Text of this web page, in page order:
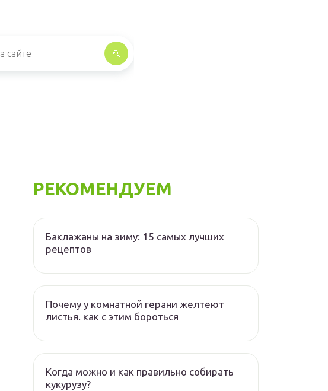
РЕКОМЕНДУЕМ
Баклажаны на зиму: 15 самых лучших
рецептов
Почему у комнатной герани желтеют
листья. как с этим бороться
Когда можно и как правильно собирать
кукурузу?